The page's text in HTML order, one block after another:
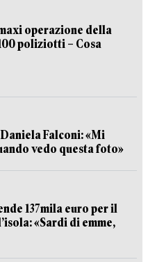
operazione della
poliziotti – Cosa
Falconi: «Mi
vedo questa foto»
137mila euro per il
«Sardi di emme,